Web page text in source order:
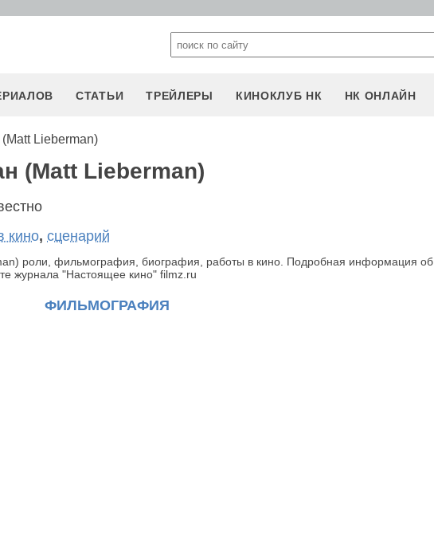
СТАТЬИ ТРЕЙЛЕРЫ КИНОКЛУБ НК НК ОНЛАЙН
Lieberman)
(Matt Lieberman)
кино, сценарий
роли, фильмография, биография, работы в кино. Подробная информация об
журнала "Настоящее кино" filmz.ru
ФИЛЬМОГРАФИЯ